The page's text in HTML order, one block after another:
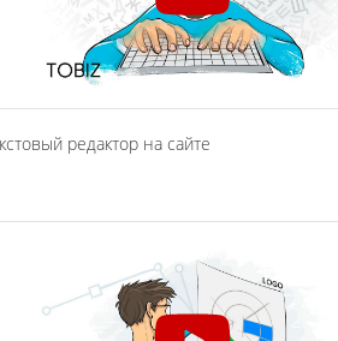
редактор на сайте